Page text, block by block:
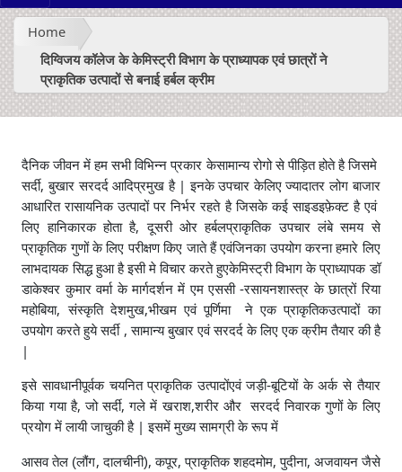
Home
दिग्विजय कॉलेज के केमिस्ट्री विभाग के प्राध्यापक एवं छात्रों ने
प्राकृतिक उत्पादों से बनाई हर्बल क्रीम
दैनिक जीवन में हम सभी विभिन्न प्रकार केसामान्य रोगो से पीड़ित होते है जिसमे
सर्दी,बुखार सरदर्द आदिप्रमुख है |इनके उपचार केलिए ज्यादातर लोग बाजार
आधारित रासायनिक उत्पादों पर निर्भर रहते है जिसके कई साइडइफ़ेक्ट है एवं
लिए हानिकारक होता है,दूसरी ओर हर्बलप्राकृतिक उपचार लंबे समय से
प्राकृतिक गुणों के लिए परीक्षण किए जाते हैं एवंजिनका उपयोग करना हमारे लिए
लाभदायक सिद्ध हुआ है इसी मे विचार करते हुएकेमिस्ट्री विभाग के प्राध्यापक डॉ
डाकेश्वर कुमार वर्मा के मार्गदर्शन में एम एससी -रसायनशास्त्र के छात्रों रिया
महोबिया,संस्कृति देशमुख,भीखम एवं पूर्णिमा ने एक प्राकृतिकउत्पादों का
उपयोग करते हुये सर्दी ,सामान्य बुखार एवं सरदर्द के लिए एक क्रीम तैयार की है
|
इसे सावधानीपूर्वक चयनित प्राकृतिक उत्पादोंएवं जड़ी-बूटियों के अर्क से तैयार
किया गया है,जो सर्दी,गले में खराश,शरीर और सरदर्द निवारक गुणों के लिए
प्रयोग में लायी जाचुकी है |इसमें मुख्य सामग्री के रूप में
आसव तेल (लौंग,दालचीनी),कपूर,प्राकृतिक शहदमोम,पुदीना, अजवायन जैसे